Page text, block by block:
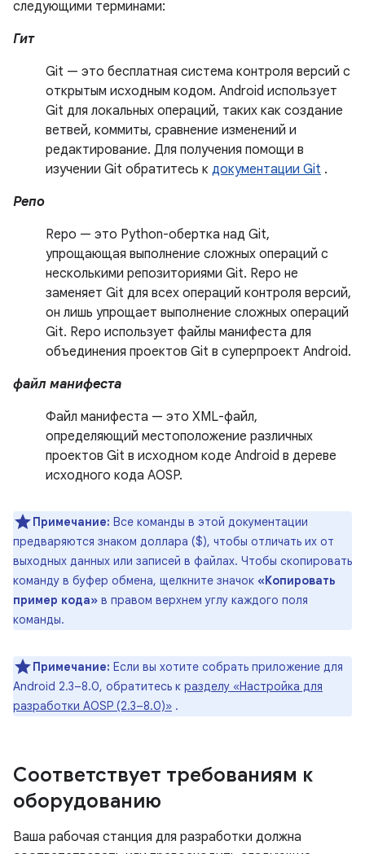
следующими терминами:
Гит
Git — это бесплатная система контроля версий с
открытым исходным кодом. Android использует
Git для локальных операций, таких как создание
ветвей, коммиты, сравнение изменений и
редактирование. Для получения помощи в
изучении Git обратитесь к документации Git .
Репо
Repo — это Python-обертка над Git,
упрощающая выполнение сложных операций с
несколькими репозиториями Git. Repo не
заменяет Git для всех операций контроля версий,
он лишь упрощает выполнение сложных операций
Git. Repo использует файлы манифеста для
объединения проектов Git в суперпроект Android.
файл манифеста
Файл манифеста — это XML-файл,
определяющий местоположение различных
проектов Git в исходном коде Android в дереве
исходного кода AOSP.
Примечание: Все команды в этой документации
предваряются знаком доллара ($), чтобы отличать их от
выходных данных или записей в файлах. Чтобы скопировать
команду в буфер обмена, щелкните значок «Копировать
пример кода» в правом верхнем углу каждого поля
команды.
Примечание: Если вы хотите собрать приложение для
Android 2.3–8.0, обратитесь к разделу «Настройка для
разработки AOSP (2.3–8.0)» .
Соответствует требованиям к
оборудованию
Ваша рабочая станция для разработки должна